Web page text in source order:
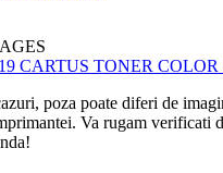
poza poate diferi de
Va rugam verificati